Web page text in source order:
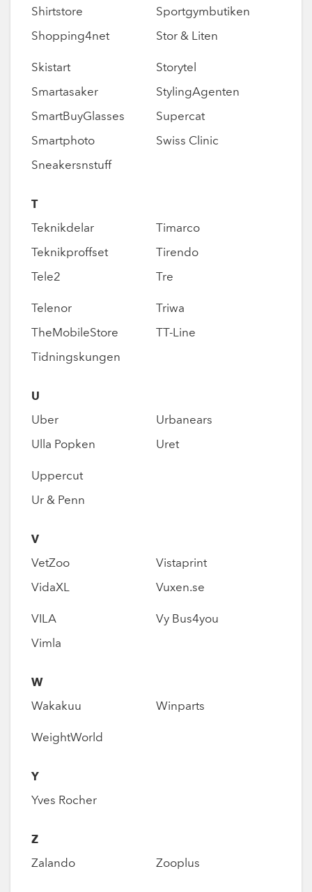
Shirtstore
Shopping4net
Sportgymbutiken
Stor & Liten
Skistart
Smartasaker
SmartBuyGlasses
Smartphoto
Sneakersnstuff
Storytel
StylingAgenten
Supercat
Swiss Clinic
T
Teknikdelar
Teknikproffset
Tele2
Timarco
Tirendo
Tre
Telenor
TheMobileStore
Tidningskungen
Triwa
TT-Line
U
Uber
Ulla Popken
Urbanears
Uret
Uppercut
Ur & Penn
V
VetZoo
VidaXL
Vistaprint
Vuxen.se
VILA
Vimla
Vy Bus4you
W
Wakakuu Winparts
WeightWorld
Y
Yves Rocher
Z
Zalando Zooplus